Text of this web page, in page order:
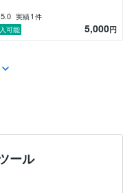
5.0 実績1 件
可能
5,000円
ール